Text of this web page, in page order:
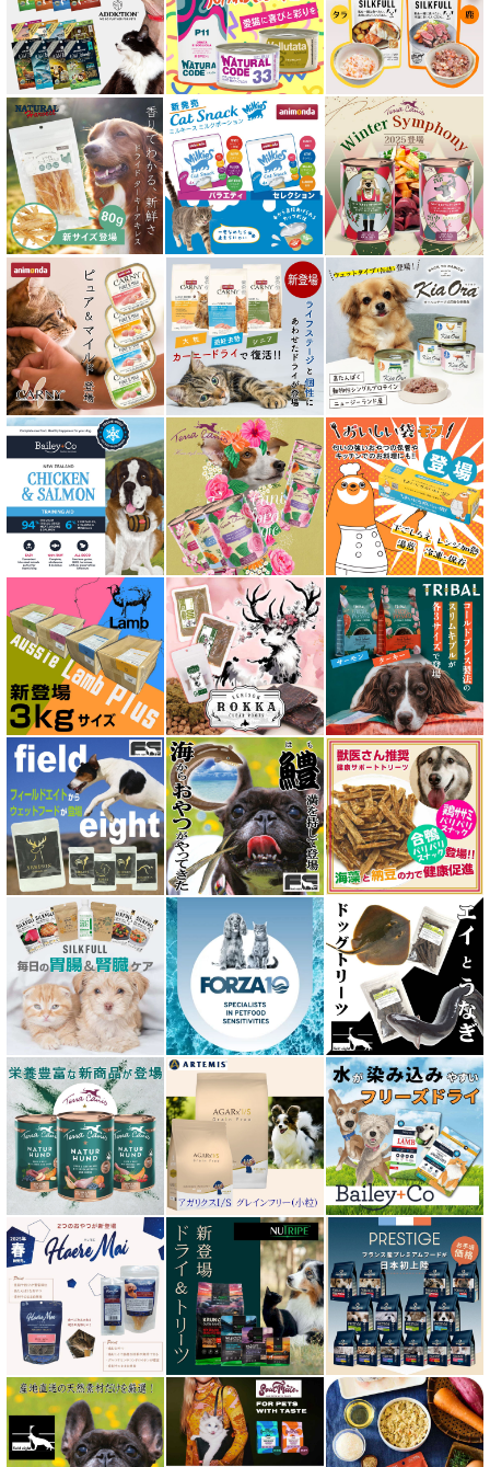
エアドライ キャットフード
フリーズドライ キャットフード
おやつ全アイテム
素材そのまま
アイファクトリーおやつ
アタスキャット Aatas Cat
アディクション Addiction
アニモンダ ANIMONDA
アマノヴァ Amanova
アルモネイチャー almo nature
アンブロシア AMBROSIA
アートゥー AATU
アーテミス ARTEMIS
イティ iti
ウェルネス ヘルシーバランス
ウルフブラット WOLFSBLUT
エーワン AWAN DOG FOOD
エーにゃん Anyan 猫用おやつ
エクイリブリア EQUILIBRIA
エンパイア EMPIRE
オージー ラム プラス Aussie Lamb Plus
カントリーロード Country Roads
キアオラ kiaora
キャノフィラ
グリーンフィッシュ GreenFish
ケリーアンドコー Kelly＆Co’s
サンデーペッツ Sunday Pets
サンユー研究所